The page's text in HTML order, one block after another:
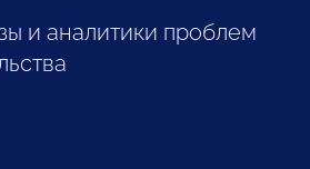
и аналитики проблем